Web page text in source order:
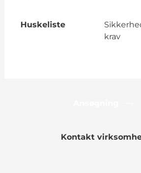
Huskeliste
krav
Kontakt